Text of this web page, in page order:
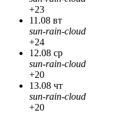
+23
11.08 вт
sun-rain-cloud
+24
12.08 ср
sun-rain-cloud
+20
13.08 чт
sun-rain-cloud
+20